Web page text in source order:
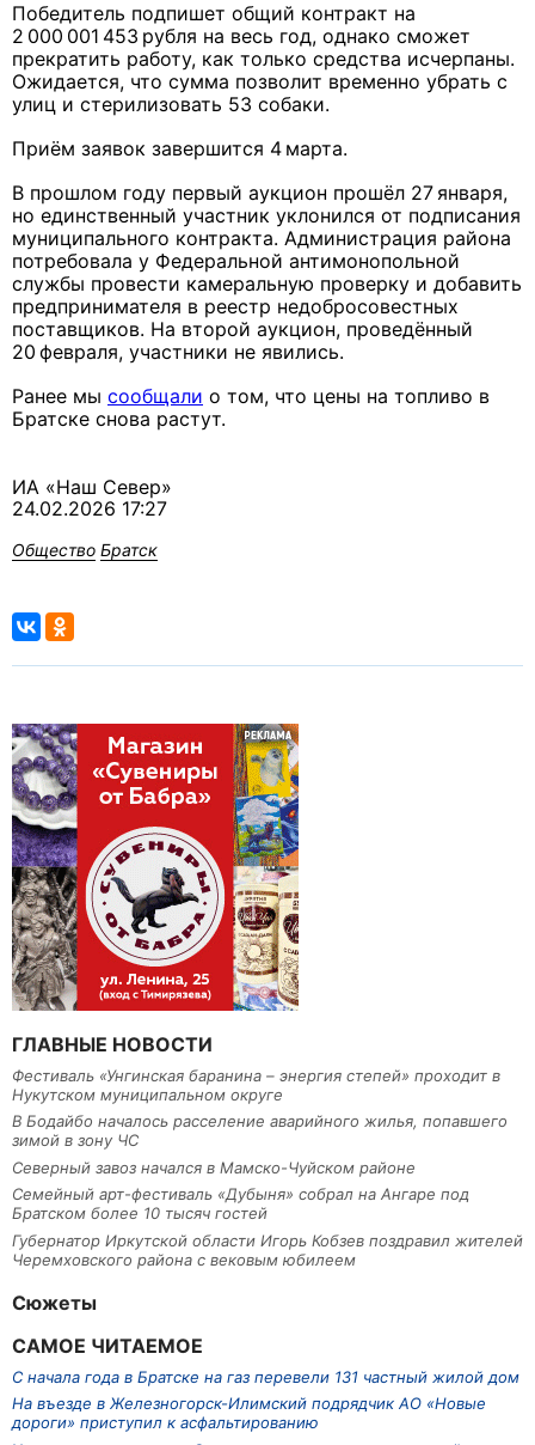
Победитель подпишет общий контракт на
2 000 001 453 рубля на весь год, однако сможет
прекратить работу, как только средства исчерпаны.
Ожидается, что сумма позволит временно убрать с
улиц и стерилизовать 53 собаки.
Приём заявок завершится 4 марта.
В прошлом году первый аукцион прошёл 27 января,
но единственный участник уклонился от подписания
муниципального контракта. Администрация района
потребовала у Федеральной антимонопольной
службы провести камеральную проверку и добавить
предпринимателя в реестр недобросовестных
поставщиков. На второй аукцион, проведённый
20 февраля, участники не явились.
Ранее мы сообщали о том, что цены на топливо в
Братске снова растут.
ИА «Наш Север»
24.02.2026 17:27
Общество Братск
ГЛАВНЫЕ НОВОСТИ
Фестиваль «Унгинская баранина – энергия степей» проходит в
Нукутском муниципальном округе
В Бодайбо началось расселение аварийного жилья, попавшего
зимой в зону ЧС
Северный завоз начался в Мамско-Чуйском районе
Семейный арт-фестиваль «Дубыня» собрал на Ангаре под
Братском более 10 тысяч гостей
Губернатор Иркутской области Игорь Кобзев поздравил жителей
Черемховского района с вековым юбилеем
Сюжеты
САМОЕ ЧИТАЕМОЕ
С начала года в Братске на газ перевели 131 частный жилой дом
На въезде в Железногорск-Илимский подрядчик АО «Новые
дороги» приступил к асфальтированию